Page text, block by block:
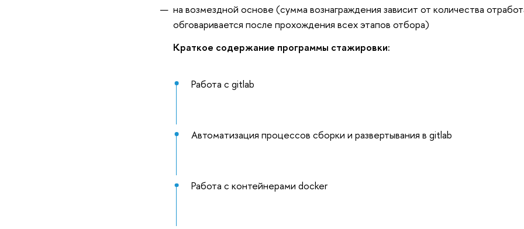
на возмездной основе (сумма вознаграждения зависит от количества
обговаривается после прохождения всех этапов отбора)
Краткое содержание программы стажировки:
Работа с gitlab
Автоматизация процессов сборки и развертывания в gitlab
Работа с контейнерами docker